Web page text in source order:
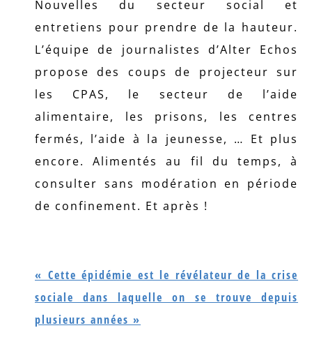
Nouvelles du secteur social et
entretiens pour prendre de la hauteur.
L’équipe de journalistes d’Alter Echos
propose des coups de projecteur sur
les CPAS, le secteur de l’aide
alimentaire, les prisons, les centres
fermés, l’aide à la jeunesse, … Et plus
encore. Alimentés au fil du temps, à
consulter sans modération en période
de confinement. Et après !
« Cette épidémie est le révélateur de la crise
sociale dans laquelle on se trouve depuis
plusieurs années »